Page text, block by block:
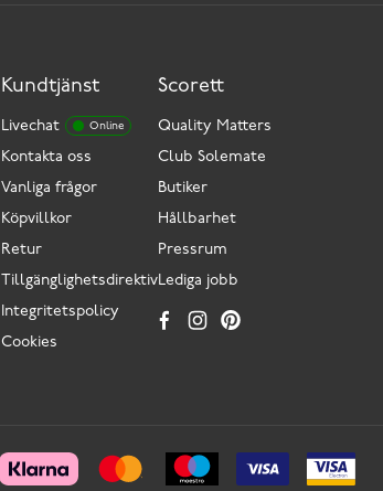
Kundtjänst
Livechat Online
Kontakta oss
Vanliga frågor
Köpvillkor
Retur
Tillgänglighetsdirektiv
Integritetspolicy
Cookies
Scorett
Quality Matters
Club Solemate
Butiker
Hållbarhet
Pressrum
Lediga jobb